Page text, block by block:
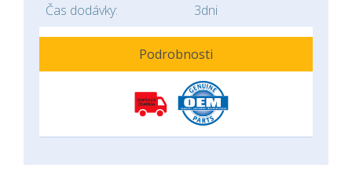
Čas dodávky:
3dni
Podrobnosti